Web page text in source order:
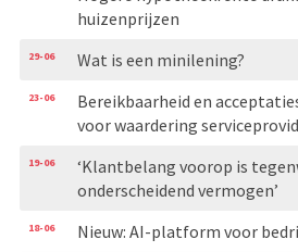
huizenprijzen
29-06 Wat is een minilening?
23-06
Bereikbaarheid en
voor waardering
19-06
‘Klantbelang voorop is
onderscheidend vermogen’
18-06 Nieuw: AI-platform voor